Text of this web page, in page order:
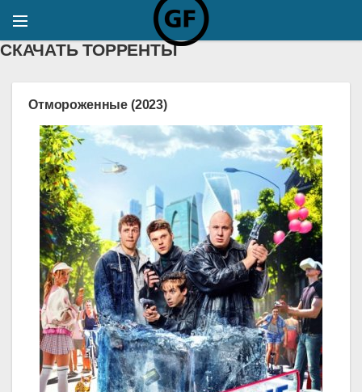
СКАЧАТЬ ТОРРЕНТЫ
Отмороженные (2023)